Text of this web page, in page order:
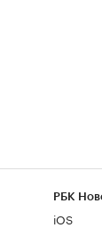
РБК
iOS